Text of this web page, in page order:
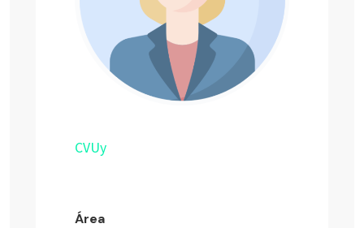
CVUy
Área